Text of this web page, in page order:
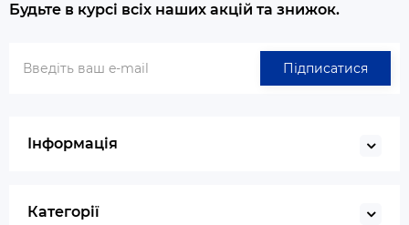
Будьте в курсі всіх наших акцій та знижок.
Підписатися
Інформація
Категорії